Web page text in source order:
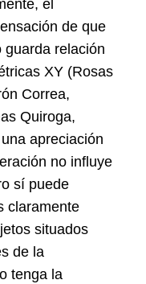
el
de que
guarda relación
XY (Rosas
Correa,
Quiroga,
apreciación
no influye
sí puede
claramente
situados
de la
tenga la